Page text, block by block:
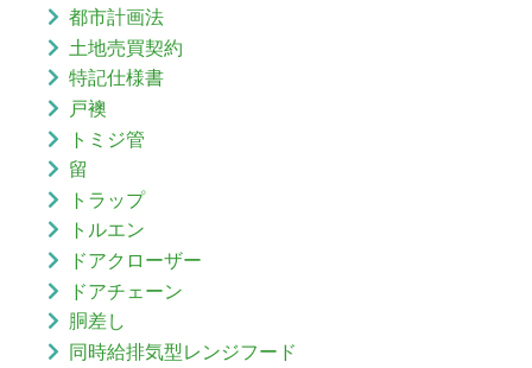
都市計画法
土地売買契約
特記仕様書
戸襖
トミジ管
留
トラップ
トルエン
ドアクローザー
ドアチェーン
胴差し
同時給排気型レンジフード